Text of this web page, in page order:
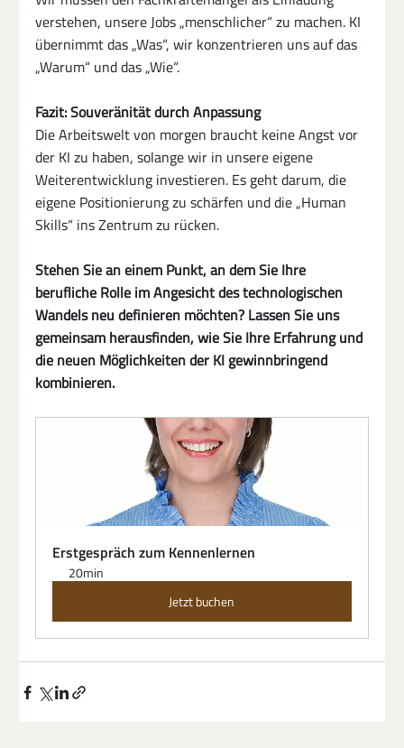
verstehen, unsere Jobs „menschlicher“ zu machen. KI
übernimmt das „Was“, wir konzentrieren uns auf das
„Warum“ und das „Wie“.
Fazit: Souveränität durch Anpassung
Die Arbeitswelt von morgen braucht keine Angst vor
der KI zu haben, solange wir in unsere eigene
Weiterentwicklung investieren. Es geht darum, die
eigene Positionierung zu schärfen und die „Human
Skills“ ins Zentrum zu rücken.
Stehen Sie an einem Punkt, an dem Sie Ihre
berufliche Rolle im Angesicht des technologischen
Wandels neu definieren möchten? Lassen Sie uns
gemeinsam herausfinden, wie Sie Ihre Erfahrung und
die neuen Möglichkeiten der KI gewinnbringend
kombinieren.
Erstgespräch zum Kennenlernen
20min
Jetzt buchen